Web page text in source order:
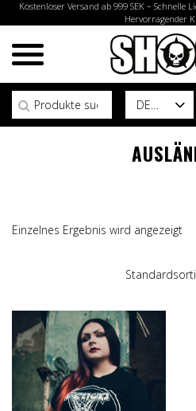
Kostenloser Versand ab 999 SEK –
Hervorragender
DE
Suchen nach:
Einzelnes Ergebnis wird angezeigt